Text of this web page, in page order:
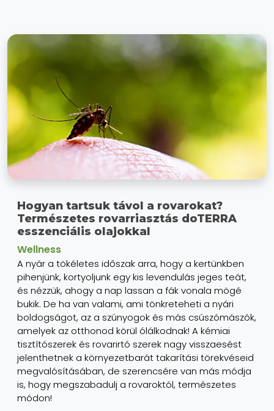
Hogyan tartsuk távol a rovarokat?
Természetes rovarriasztás doTERRA
esszenciális olajokkal
Wellness
A nyár a tökéletes időszak arra, hogy a kertünkben
pihenjünk, kortyoljunk egy kis levendulás jeges teát,
és nézzük, ahogy a nap lassan a fák vonala mögé
bukik. De ha van valami, ami tönkreteheti a nyári
boldogságot, az a szúnyogok és más csúszómászók,
amelyek az otthonod körül ólálkodnak! A kémiai
tisztítószerek és rovarirtó szerek nagy visszaesést
jelenthetnek a környezetbarát takarítási törekvéseid
megvalósításában, de szerencsére van más módja
is, hogy megszabadulj a rovaroktól, természetes
módon!